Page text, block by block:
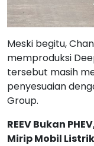
Meski begitu,
memproduksi
tersebut masih
penyesuaian
Group.
REEV Bukan
Mirip Mobil